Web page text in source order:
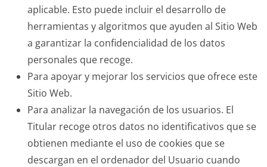
aplicable. Esto puede incluir el desarrollo de
herramientas y algoritmos que ayuden al Sitio Web
a garantizar la confidencialidad de los datos
personales que recoge.
Para apoyar y mejorar los servicios que ofrece este
Sitio Web.
Para analizar la navegación de los usuarios. El
Titular recoge otros datos no identificativos que se
obtienen mediante el uso de cookies que se
descargan en el ordenador del Usuario cuando